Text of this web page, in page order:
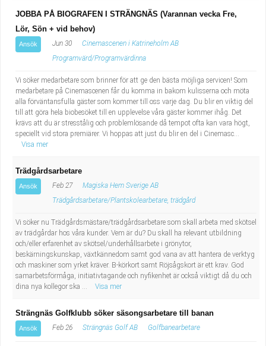
JOBBA PÅ BIOGRAFEN I STRÄNGNÄS (Varannan vecka Fre,
Lör, Sön + vid behov)
Ansök Jun 30
Cinemascenen i Katrineholm AB
Programvärd/Programvärdinna
Vi söker medarbetare som brinner för att ge den bästa möjliga servicen! Som
medarbetare på Cinemascenen får du komma in bakom kulisserna och möta
alla förväntansfulla gäster som kommer till oss varje dag. Du blir en viktig del
till att göra hela biobesöket till en upplevelse våra gäster kommer ihåg. Det
krävs att du är stresstålig och problemlösande då tempot ofta kan vara högt,
speciellt vid stora premiärer. Vi hoppas att just du blir en del i Cinemasc...
Visa mer
Trädgårdsarbetare
Ansök Feb 27
Magiska Hem Sverige AB
Trädgårdsarbetare/Plantskolearbetare, trädgård
Vi söker nu Trädgårdsmästare/trädgårdsarbetare som skall arbeta med skötsel
av trädgårdar hos våra kunder. Vem är du? Du skall ha relevant utbildning
och/eller erfarenhet av skötsel/underhållsarbete i grönytor,
beskärningskunskap, växtkännedom samt god vana av att hantera de verktyg
och maskiner som yrket kräver. B-körkort samt Röjsågskort är ett krav. God
samarbetsförmåga, initiativtagande och nyfikenhet är också viktigt då du och
dina nya kollegor ska ...
Visa mer
Strängnäs Golfklubb söker säsongsarbetare till banan
Ansök Feb 26 Strängnäs Golf AB Golfbanearbetare